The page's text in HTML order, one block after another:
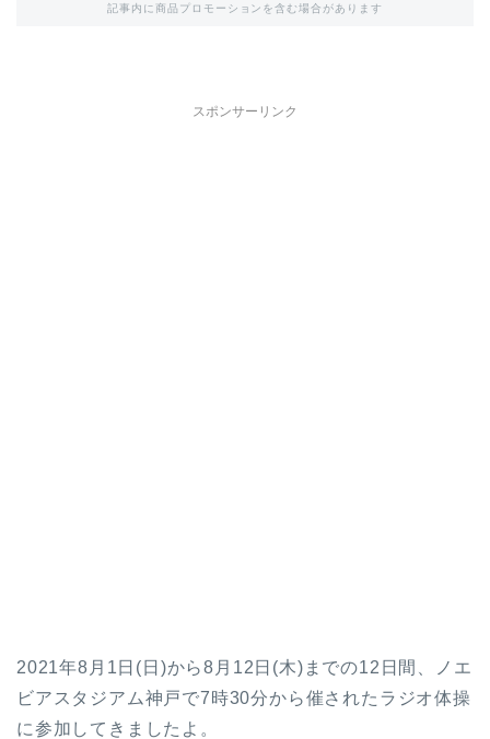
記事内に商品プロモーションを含む場合があります
スポンサーリンク
2021年8月1日(日)から8月12日(木)までの12日間、ノエ
ビアスタジアム神戸で7時30分から催されたラジオ体操
に参加してきましたよ。